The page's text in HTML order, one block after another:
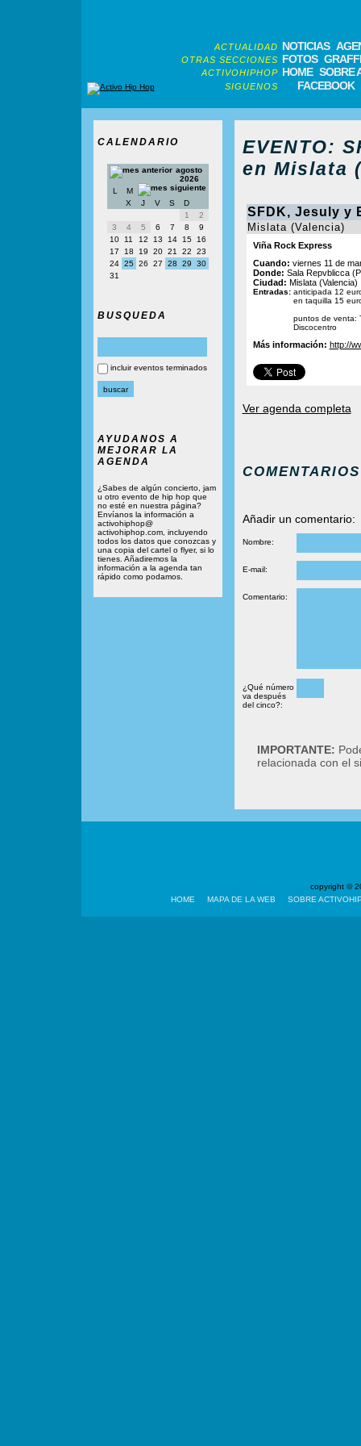
ACTUALIDAD NOTICIAS
OTRAS SECCIONES FOTOS
ACTIVOHIPHOP HOME SOBRE
SIGUENOS FACEBOOK
CALENDARIO
agosto
2026
L
M
X
J V S
D
1
2
3
4 5 6 7 8
9
10
11 12 13 14 15
16
17
18 19 20 21 22
23
24 25 26 27 28 29
30
31
BUSQUEDA
incluir eventos terminados
AYUDANOS A
MEJORAR LA
AGENDA
¿Sabes de algún concierto, jam
u otro evento de hip hop que
no esté en nuestra página?
Envíanos la información a
activohiphop@
activohiphop.com, incluyendo
todos los datos que conozcas y
una copia del cartel o flyer, si lo
tienes. Añadiremos la
información a la agenda tan
rápido como podamos.
EVENTO:
en Mislata
SFDK, Jesuly y
Mislata (Valencia)
Viña Rock Express
Cuando: viernes 11 de
Donde: Sala Repvblicca
Ciudad: Mislata (Valencia)
Entradas: anticipada 12
en taquilla 15
puntos de venta:
Discocentro
Más información: http://
Ver agenda completa
COMENTARIOS
Añadir un comentario:
Nombre:
E-mail:
Comentario:
¿Qué número
va después
del cinco?:
IMPORTANTE:
relacionada con el
copyright ©
HOME
MAPA DE LA WEB SOBRE